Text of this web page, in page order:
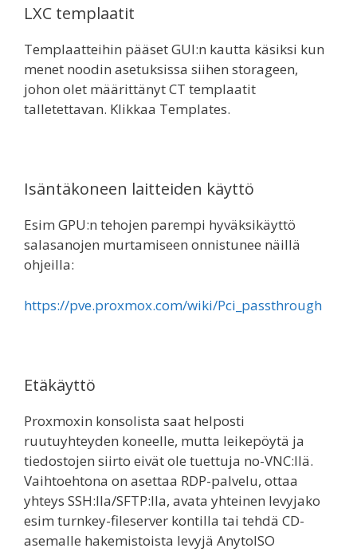
LXC templaatit
Templaatteihin pääset GUI:n kautta käsiksi kun
menet noodin asetuksissa siihen storageen,
johon olet määrittänyt CT templaatit
talletettavan. Klikkaa Templates.
Isäntäkoneen laitteiden käyttö
Esim GPU:n tehojen parempi hyväksikäyttö
salasanojen murtamiseen onnistunee näillä
ohjeilla:
https://pve.proxmox.com/wiki/Pci_passthrough
Etäkäyttö
Proxmoxin konsolista saat helposti
ruutuyhteyden koneelle, mutta leikepöytä ja
tiedostojen siirto eivät ole tuettuja no-VNC:llä.
Vaihtoehtona on asettaa RDP-palvelu, ottaa
yhteys SSH:lla/SFTP:lla, avata yhteinen levyjako
esim turnkey-fileserver kontilla tai tehdä CD-
asemalle hakemistoista levyjä AnytoISO